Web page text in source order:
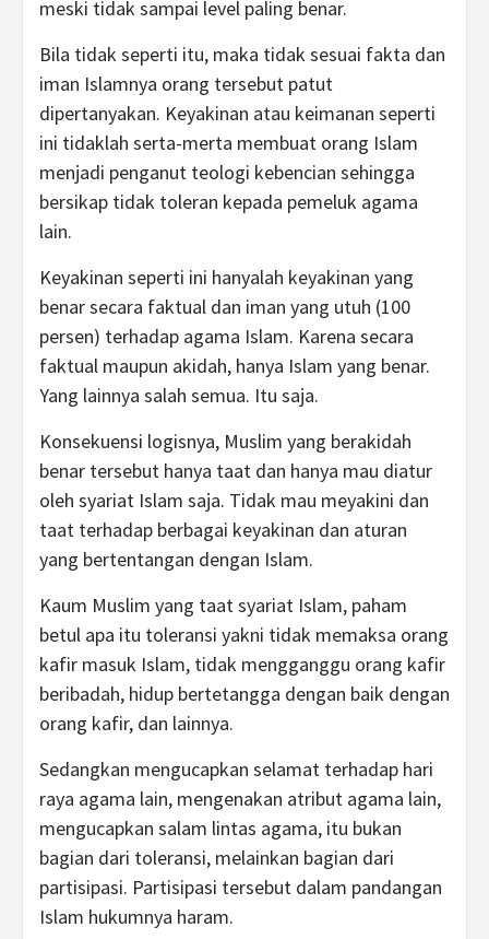
meski tidak sampai level paling benar.
Bila tidak seperti itu, maka tidak sesuai fakta dan
iman Islamnya orang tersebut patut
dipertanyakan. Keyakinan atau keimanan seperti
ini tidaklah serta-merta membuat orang Islam
menjadi penganut teologi kebencian sehingga
bersikap tidak toleran kepada pemeluk agama
lain.
Keyakinan seperti ini hanyalah keyakinan yang
benar secara faktual dan iman yang utuh (100
persen) terhadap agama Islam. Karena secara
faktual maupun akidah, hanya Islam yang benar.
Yang lainnya salah semua. Itu saja.
Konsekuensi logisnya, Muslim yang berakidah
benar tersebut hanya taat dan hanya mau diatur
oleh syariat Islam saja. Tidak mau meyakini dan
taat terhadap berbagai keyakinan dan aturan
yang bertentangan dengan Islam.
Kaum Muslim yang taat syariat Islam, paham
betul apa itu toleransi yakni tidak memaksa orang
kafir masuk Islam, tidak mengganggu orang kafir
beribadah, hidup bertetangga dengan baik dengan
orang kafir, dan lainnya.
Sedangkan mengucapkan selamat terhadap hari
raya agama lain, mengenakan atribut agama lain,
mengucapkan salam lintas agama, itu bukan
bagian dari toleransi, melainkan bagian dari
partisipasi. Partisipasi tersebut dalam pandangan
Islam hukumnya haram.